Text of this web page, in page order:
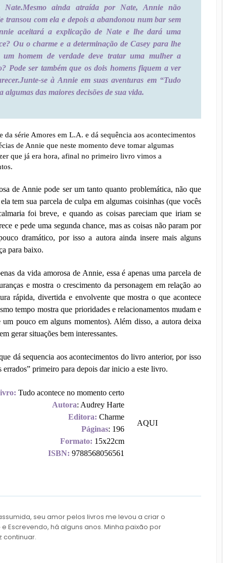
Nate.Mesmo ainda atraída por Nate, Annie não
transou com ela e depois a abandonou num bar sem
aceitará a explicação de Nate e lhe dará uma
Ou o charme e a determinação de Casey para lhe
um homem de verdade deve tratar uma mulher a
Pode ser também que os dois homens fiquem a ver
Junte-se à Annie em suas aventuras em “Tudo
das maiores decisões de sua vida.
série Amores em L.A. e dá sequência aos acontecimentos
de Annie que neste momento deve tomar algumas
que já era hora, afinal no primeiro livro vimos a
de Annie pode ser um tanto quanto problemática, não que
tem sua parcela de culpa em algumas coisinhas (que vocês
foi breve, e quando as coisas pareciam que iriam se
e pede uma segunda chance, mas as coisas não param por
dramático, por isso a autora ainda insere mais alguns
para baixo.
da vida amorosa de Annie, essa é apenas uma parcela de
e mostra o crescimento da personagem em relação ao
rápida, divertida e envolvente que mostra o que acontece
tempo mostra que prioridades e relacionamentos mudam e
pouco em alguns momentos). Além disso, a autora deixa
gerar situações bem interessantes.
dá sequencia aos acontecimentos do livro anterior, por isso
primeiro para depois dar inicio a este livro.
Tudo acontece no momento certo
Autora: Audrey Harte
Editora:Charme
Páginas: 196
Formato: 15x22cm
ISBN: 9788568056561
AQUI
seu amor pelos livros me levou a criar o
Escrevendo, há alguns anos. Minha paixão por
continuar.